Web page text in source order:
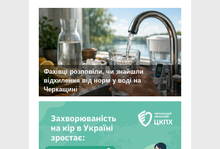
Фахівці розповіли, чи знайшли
відхилення від норм у воді на
Черкащині